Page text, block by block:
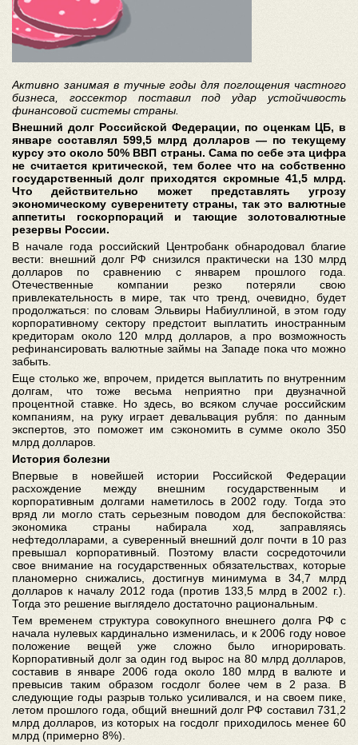
Активно занимая в тучные годы для поглощения частного
бизнеса, госсектор поставил под удар устойчивость
финансовой системы страны.
Внешний долг Российской Федерации, по оценкам ЦБ, в
январе составлял 599,5 млрд долларов — по текущему
курсу это около 50% ВВП страны. Сама по себе эта цифра
не считается критической, тем более что на собственно
государственный долг приходятся скромные 41,5 млрд.
Что действительно может представлять угрозу
экономическому суверенитету страны, так это валютные
аппетиты госкорпораций и тающие золотовалютные
резервы России.
В начале года российский Центробанк обнародовал благие
вести: внешний долг РФ снизился практически на 130 млрд
долларов по сравнению с январем прошлого года.
Отечественные компании резко потеряли свою
привлекательность в мире, так что тренд, очевидно, будет
продолжаться: по словам Эльвиры Набиуллиной, в этом году
корпоративному сектору предстоит выплатить иностранным
кредиторам около 120 млрд долларов, а про возможность
рефинансировать валютные займы на Западе пока что можно
забыть.
Еще столько же, впрочем, придется выплатить по внутренним
долгам, что тоже весьма неприятно при двузначной
процентной ставке. Но здесь, во всяком случае российским
компаниям, на руку играет девальвация рубля: по данным
экспертов, это поможет им сэкономить в сумме около 350
млрд долларов.
История болезни
Впервые в новейшей истории Российской Федерации
расхождение между внешним государственным и
корпоративным долгами наметилось в 2002 году. Тогда это
вряд ли могло стать серьезным поводом для беспокойства:
экономика страны набирала ход, заправляясь
нефтедолларами, а суверенный внешний долг почти в 10 раз
превышал корпоративный. Поэтому власти сосредоточили
свое внимание на государственных обязательствах, которые
планомерно снижались, достигнув минимума в 34,7 млрд
долларов к началу 2012 года (против 133,5 млрд в 2002 г.).
Тогда это решение выглядело достаточно рациональным.
Тем временем структура совокупного внешнего долга РФ с
начала нулевых кардинально изменилась, и к 2006 году новое
положение вещей уже сложно было игнорировать.
Корпоративный долг за один год вырос на 80 млрд долларов,
составив в январе 2006 года около 180 млрд в валюте и
превысив таким образом госдолг более чем в 2 раза. В
следующие годы разрыв только усиливался, и на своем пике,
летом прошлого года, общий внешний долг РФ составил 731,2
млрд долларов, из которых на госдолг приходилось менее 60
млрд (примерно 8%).